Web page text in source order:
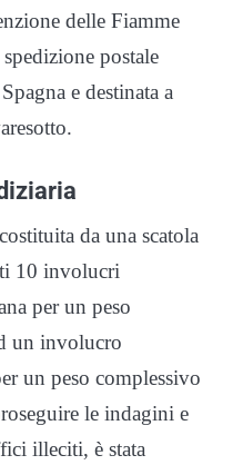
delle Fiamme
postale
e destinata a
da una scatola
10 involucri
per un peso
un involucro
un peso complessivo
le indagini e
illeciti, è stata